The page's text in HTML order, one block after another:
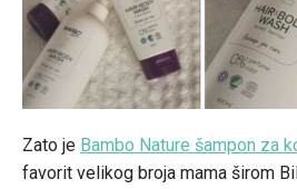
Zato je Bambo Nature šampon za
favorit velikog broja mama širom